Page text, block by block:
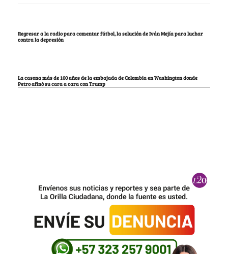
Regresar a la radio para comentar fútbol, la solución de Iván Mejía para luchar
contra la depresión
La casona más de 100 años de la embajada de Colombia en Washington donde
Petro afinó su cara a cara con Trump